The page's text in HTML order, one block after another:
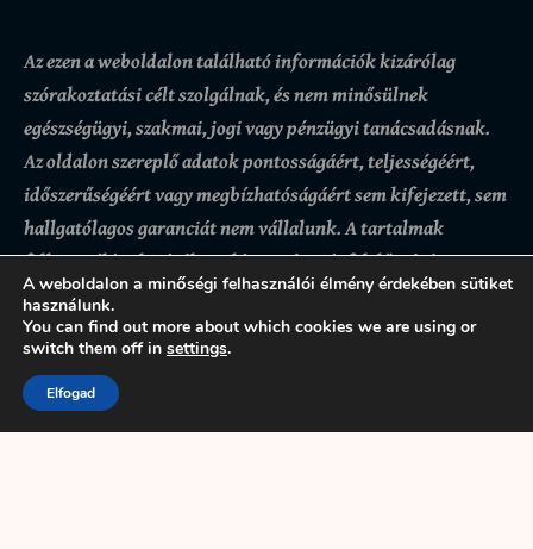
Az ezen a weboldalon található információk kizárólag
szórakoztatási célt szolgálnak, és nem minősülnek
egészségügyi, szakmai, jogi vagy pénzügyi tanácsadásnak.
Az oldalon szereplő adatok pontosságáért, teljességéért,
időszerűségéért vagy megbízhatóságáért sem kifejezett, sem
hallgatólagos garanciát nem vállalunk.A tartalmak
felhasználása kizárólag a látogató saját felelősségére
történik, az ezekre alapozott döntésekért vagy
következményekért az oldal üzemeltetője nem felel. Bár
igyekszünk pontos és naprakész információkat biztosítani,
előfordulhatnak hibák vagy hiányosságok.
használatával a felhasználó tudomásul veszi és elfogadja,
A weboldalon a minőségi felhasználói élmény érdekében sütiket
használunk.
You can find out more about which cookies we are using or
switch them off in settings.
Elfogad